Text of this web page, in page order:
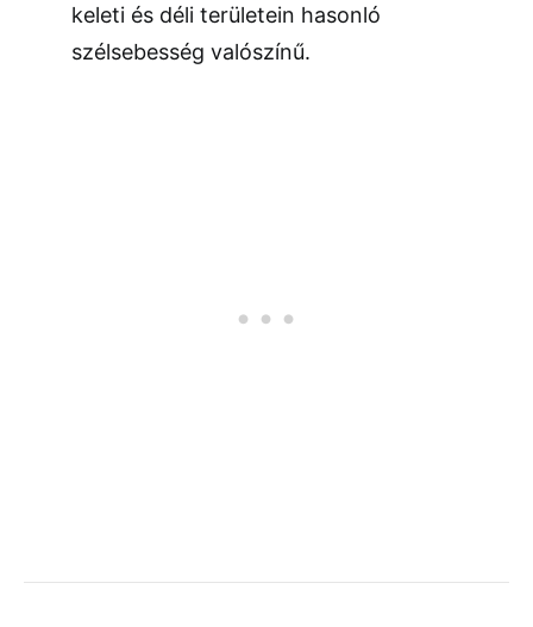
keleti és déli területein hasonló
szélsebesség valószínű.